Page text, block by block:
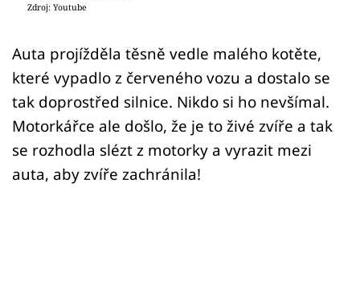
Zdroj: Youtube
Auta projížděla těsně vedle malého kotěte,
které vypadlo z červeného vozu a dostalo se
tak doprostřed silnice. Nikdo si ho nevšímal.
Motorkářce ale došlo, že je to živé zvíře a tak
se rozhodla slézt z motorky a vyrazit mezi
auta, aby zvíře zachránila!